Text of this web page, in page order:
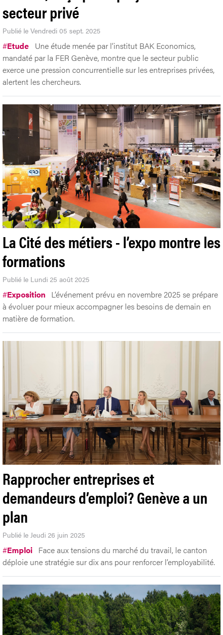
secteur privé
Publié le Vendredi 05 sept. 2025
#Etude Une étude menée par l’institut BAK Economics,
mandaté par la FER Genève, montre que le secteur public
exerce une pression concurrentielle sur les entreprises privées,
alertent les chercheurs.
La Cité des métiers - l’expo montre les
formations
Publié le Lundi 25 août 2025
#Exposition L’événement prévu en novembre 2025 se prépare
à évoluer pour mieux accompagner les besoins de demain en
matière de formation.
Rapprocher entreprises et
demandeurs d’emploi? Genève a un
plan
Publié le Jeudi 26 juin 2025
#Emploi Face aux tensions du marché du travail, le canton
déploie une stratégie sur dix ans pour renforcer l’employabilité.